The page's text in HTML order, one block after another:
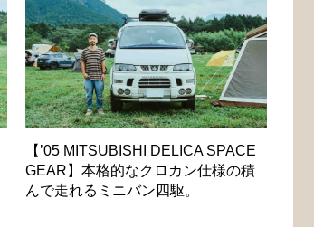
【’05 MITSUBISHI DELICA SPACE
GEAR】本格的なクロカン仕様の積
んで走れるミニバン四駆。